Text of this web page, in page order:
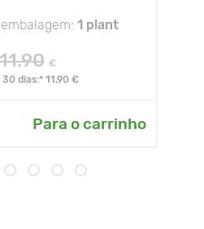
1 plant
11.90 €
dias:* 11.90 €
Para o carrinho